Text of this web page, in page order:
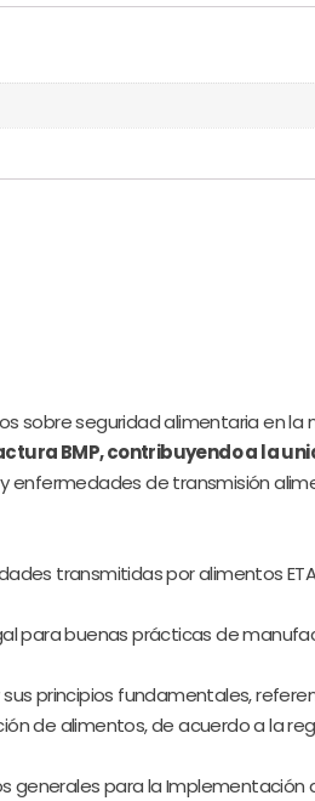
sobre seguridad alimentaria en
BMP, contribuyendo a la
enfermedades de transmisión
transmitidas por alimentos
para buenas prácticas de
fundamentales, referencia
de alimentos, de acuerdo a la
generales para la Implementación